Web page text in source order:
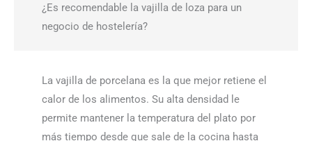
¿Es recomendable la vajilla de loza para un
negocio de hostelería?
La vajilla de porcelana es la que mejor retiene el
calor de los alimentos. Su alta densidad le
permite mantener la temperatura del plato por
más tiempo desde que sale de la cocina hasta